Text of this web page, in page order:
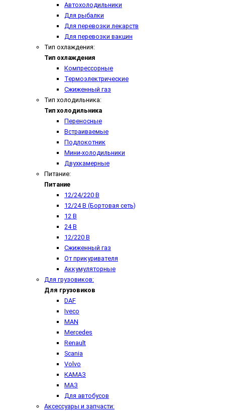
Автохолодильники
Для рыбалки
Для перевозки лекарств
Для перевозки вакцин
Тип охлаждения:
Тип охлаждения
Компрессорные
Термоэлектрические
Сжиженный газ
Тип холодильника:
Тип холодильника
Переносные
Встраиваемые
Подлокотник
Мини-холодильники
Двухкамерные
Питание:
Питание
12/24/220 В
12/24 В (Бортовая сеть)
12 В
24 В
12/220 В
Сжиженный газ
От прикуривателя
Аккумуляторные
Для грузовиков:
Для грузовиков
DAF
Iveco
MAN
Mercedes
Renault
Scania
Volvo
КАМАЗ
МАЗ
Для автобусов
Аксессуары и запчасти: